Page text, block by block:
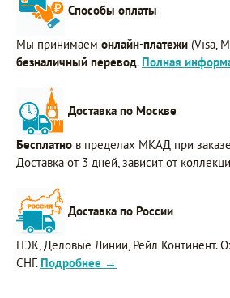
Способы оплаты
Мы принимаем онлайн-платежи (Visa,
безналичный перевод. Полная
Доставка по Москве
Бесплатно в пределах МКАД при
Доставка от 3 дней, зависит от
Доставка по России
ПЭК, Деловые Линии, Рейл Континент.
СНГ. Подробнее →